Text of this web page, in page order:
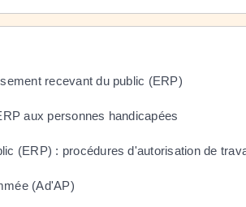
recevant du public (ERP)
aux personnes handicapées
(ERP) : procédures d'autorisation de
(Ad'AP)